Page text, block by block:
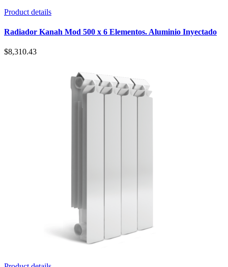
Product details
Radiador Kanah Mod 500 x 6 Elementos. Aluminio Inyectado
$8,310.43